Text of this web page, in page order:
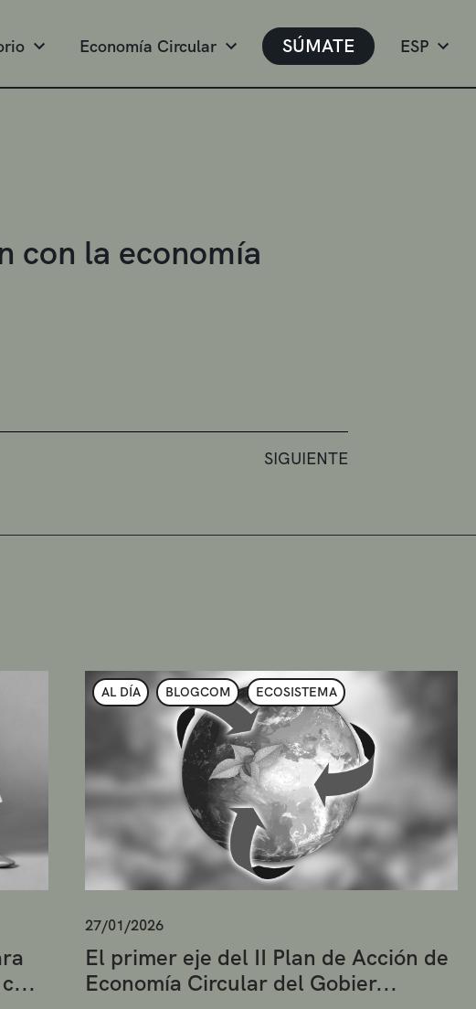
Economía Circular SÚMATE ESP
con la economía
SIGUIENTE
AL DÍA BLOGCOM ECOSISTEMA
27/01/2026
El primer eje del II Plan de Acción de
Economía Circular del Gobier...